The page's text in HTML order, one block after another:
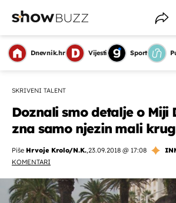
Dnevnik.hr Vijesti Sport
SKRIVENI TALENT
Doznali smo detalje o Miji
zna samo njezin mali
Piše Hrvoje Krolo/N.K.,23.09.2018 @ 17:08
KOMENTARI